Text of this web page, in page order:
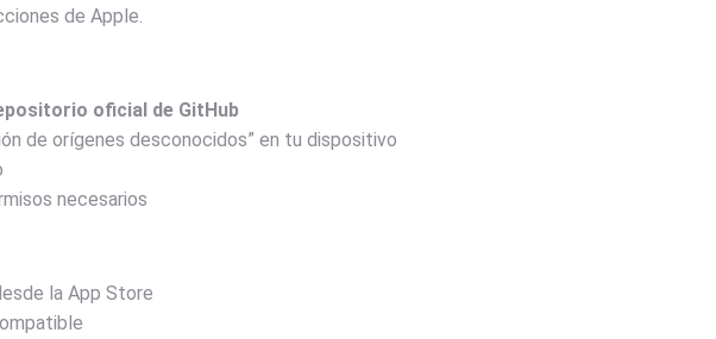
de Apple.
oficial de GitHub
de orígenes desconocidos” en tu dispositivo
necesarios
la App Store